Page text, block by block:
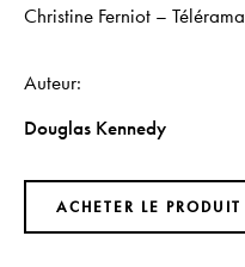
Christine Ferniot – Télérama
Auteur
Douglas Kennedy
ACHETER LE PRODUIT